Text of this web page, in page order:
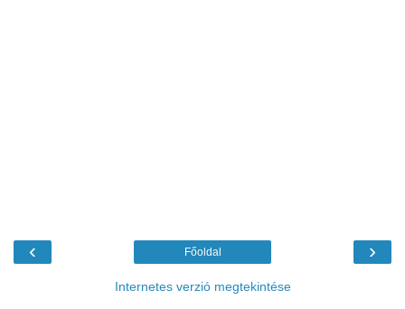
‹ ›
Főoldal
Internetes verzió megtekintése